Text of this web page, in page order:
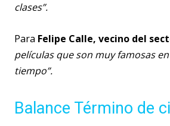
clases”.
Para Felipe Calle, vecino del
películas que son muy famosas
tiempo”.
Balance Término de